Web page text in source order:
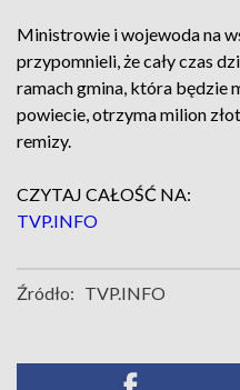
Ministrowie i wojewoda na
przypomnieli, że cały czas
ramach gmina, która będzie
powiecie, otrzyma milion
remizy.
CZYTAJ CAŁOŚĆ NA:
TVP.INFO
Źródło: TVP.INFO